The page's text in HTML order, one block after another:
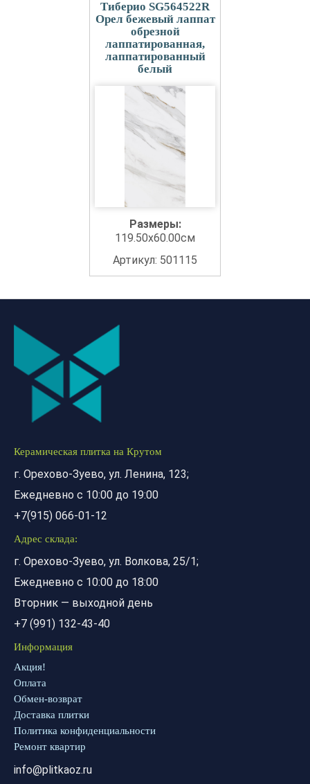
Тиберио SG564522R
Орел бежевый лаппат
обрезной
лаппатированная,
лаппатированный
белый
Размеры:
119.50x60.00см
Артикул: 501115
Керамическая плитка на Крутом
г. Орехово-Зуево, ул. Ленина, 123;
Ежедневно с 10:00 до 19:00
+7(915) 066-01-12
Адрес склада:
г. Орехово-Зуево, ул. Волкова, 25/1;
Ежедневно с 10:00 до 18:00
Вторник — выходной день
+7 (991) 132-43-40
Информация
Акция!
Оплата
Обмен-возврат
Доставка плитки
Политика конфиденциальности
Ремонт квартир
info@plitkaoz.ru